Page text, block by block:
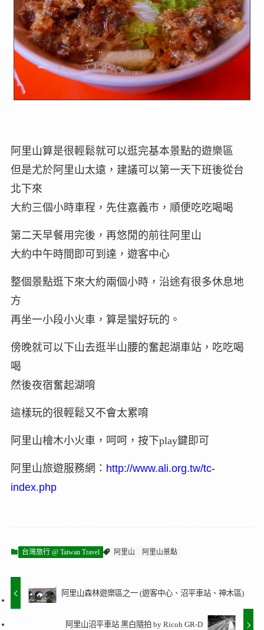
阿里山算是很輕鬆就可以逛完基本景點的遊樂區
但是尤於阿里山太遠，建議可以第一天下班後從台
北下來
大約三個小時車程，先住嘉義市，順便吃吃喝喝
第二天早餐用完後，再悠閒的前往阿里山
大約中午時間即可到達，遊客中心
整個景點逛下來大約兩個小時，沿途有很多休息地
方
再坐一小段小火車，算是蠻好玩的。
傍晚就可以下山去逛半山腰的奮起湖車站，吃吃喝
喝
然後夜宿奮起湖唷
這樣玩的很輕鬆又不會太累唷
阿里山檜木小火車，呵呵，按下play鍵即可
阿里山旅遊服務網： http://www.ali.org.tw/tc-
index.php
台灣旅行 @ Taiwan Travel 阿里山 阿里山景點
阿里山森林遊樂區之一 (遊客中心、沼平車站、神木區)
阿里山沼平車站 黑白隨拍 by Ricoh GR-D